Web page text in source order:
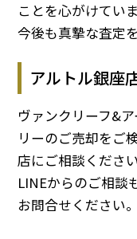
ことを心がけてい
今後も真摯な査定
アルトル銀座
ヴァンクリーフ&
リーのご売却をご
店にご相談くださ
LINEからのご相談
お問合せください。